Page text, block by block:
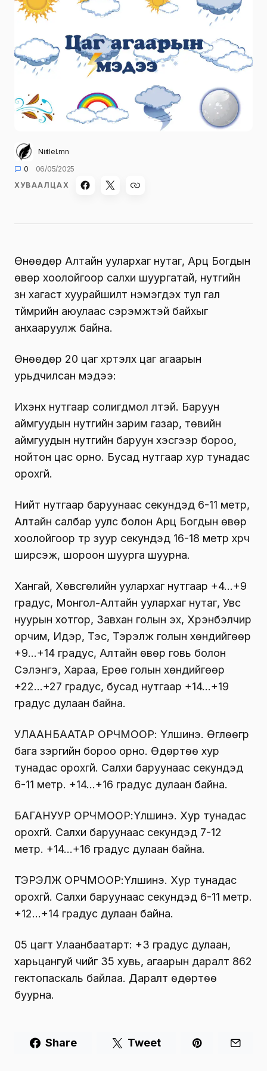
Niitlel.mn
0
06/05/2025
ХУВААЛЦАХ
Өнөөдөр Алтайн уулархаг нутаг, Арц Богдын
өвөр хоолойгоор салхи шуургатай, нутгийн
зүүн хагаст хуурайшилт нэмэгдэх тул гал
түймрийн аюулаас сэрэмжтэй байхыг
анхааруулж байна.
Өнөөдөр 20 цаг хүртэлх цаг агаарын
урьдчилсан мэдээ:
Ихэнх нутгаар солигдмол үүлтэй. Баруун
аймгуудын нутгийн зарим газар, төвийн
аймгуудын нутгийн баруун хэсгээр бороо,
нойтон цас орно. Бусад нутгаар хур тунадас
орохгүй.
Нийт нутгаар баруунаас секундэд 6-11 метр,
Алтайн салбар уулс болон Арц Богдын өвөр
хоолойгоор түр зуур секундэд 16-18 метр хүрч
ширүүсэж, шороон шуурга шуурна.
Хангай, Хөвсгөлийн уулархаг нутгаар +4…+9
градус, Монгол-Алтайн уулархаг нутаг, Увс
нуурын хотгор, Завхан голын эх, Хүрэнбэлчир
орчим, Идэр, Тэс, Тэрэлж голын хөндийгөөр
+9…+14 градус, Алтайн өвөр говь болон
Сэлэнгэ, Хараа, Ерөө голын хөндийгөөр
+22…+27 градус, бусад нутгаар +14…+19
градус дулаан байна.
УЛААНБААТАР ОРЧМООР: Үүлшинэ. Өглөөгүүр
бага зэргийн бороо орно. Өдөртөө хур
тунадас орохгүй. Салхи баруунаас секундэд
6-11 метр. +14…+16 градус дулаан байна.
БАГАНУУР ОРЧМООР:Үүлшинэ. Хур тунадас
орохгүй. Салхи баруунаас секундэд 7-12
метр. +14…+16 градус дулаан байна.
ТЭРЭЛЖ ОРЧМООР:Үүлшинэ. Хур тунадас
орохгүй. Салхи баруунаас секундэд 6-11 метр.
+12…+14 градус дулаан байна.
05 цагт Улаанбаатарт: +3 градус дулаан,
харьцангуй чийг 35 хувь, агаарын даралт 862
гектопаскаль байлаа. Даралт өдөртөө
буурна.
Share Tweet